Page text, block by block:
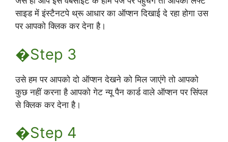
साइड में इंस्टैनटपे थ्रू आधार का ऑप्शन दिखाई दे रहा होगा उस
पर आपको क्लिक कर देना है।
�Step 3
उसे हम पर आपको दो ऑप्शन देखने को मिल जाएंगे तो आपको
कुछ नहीं करना है आपको गेट न्यू पैन कार्ड वाले ऑप्शन पर सिंपल
से क्लिक कर देना है।
�Step 4